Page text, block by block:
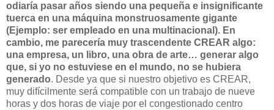
odiaría pasar años siendo una pequeña e insignificante
tuerca en una máquina monstruosamente gigante
(Ejemplo: ser empleado en una multinacional). En
cambio, me parecería muy trascendente CREAR algo:
una empresa, un libro, una obra de arte… generar algo
que, si yo no estuviese en el mundo, no se hubiera
generado. Desde ya que si nuestro objetivo es CREAR,
muy difícilmente será compatible con un trabajo de nueve
horas y dos horas de viaje por el congestionado centro